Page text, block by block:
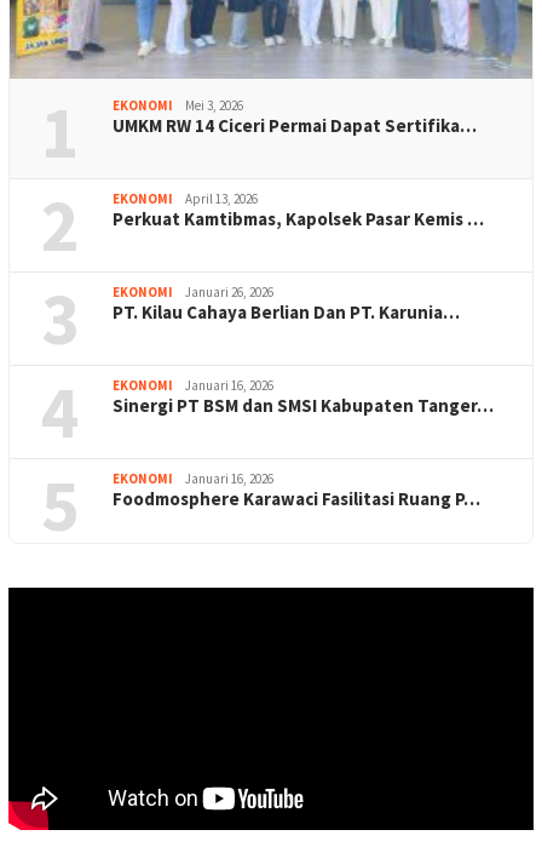
1 EKONOMI Mei 3, 2026
UMKM RW 14 Ciceri Permai Dapat Sertifika…
2 EKONOMI April 13, 2026
Perkuat Kamtibmas, Kapolsek Pasar Kemis …
3 EKONOMI Januari 26, 2026
PT. Kilau Cahaya Berlian Dan PT. Karunia…
4 EKONOMI Januari 16, 2026
Sinergi PT BSM dan SMSI Kabupaten Tanger…
5 EKONOMI Januari 16, 2026
Foodmosphere Karawaci Fasilitasi Ruang P…